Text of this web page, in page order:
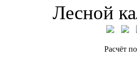
Лесной
Расчёт